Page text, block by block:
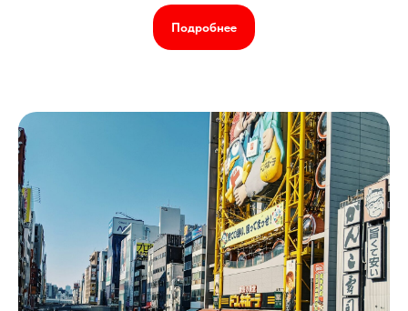
Подробнее